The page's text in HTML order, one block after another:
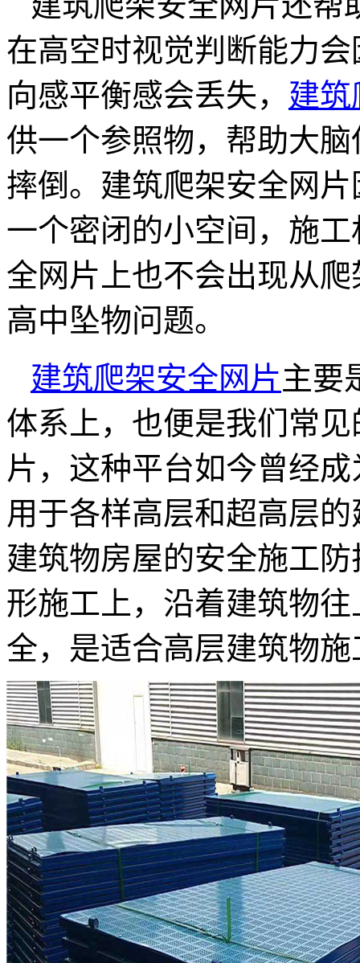
在高空时视觉判断能力
向感平衡感会丢失， 建
供一个参照物，帮助大
摔倒。建筑爬架安全网
一个密闭的小空间，施
全网片上也不会出现从
高中坠物问题。
建筑爬架安全网片主要
体系上，也便是我们常
片，这种平台如今曾经
用于各样高层和超高层
建筑物房屋的安全施工
形施工上，沿着建筑物
全，是适合高层建筑物